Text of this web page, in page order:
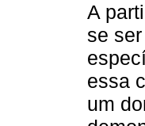
A
se
essa
um